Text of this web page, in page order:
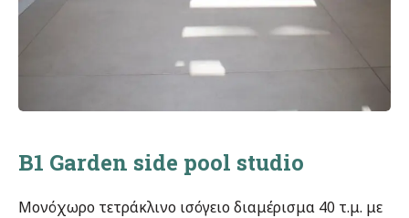
B1 Garden side pool studio
Μονόχωρο τετράκλινο ισόγειο διαμέρισμα 40 τ.μ. με